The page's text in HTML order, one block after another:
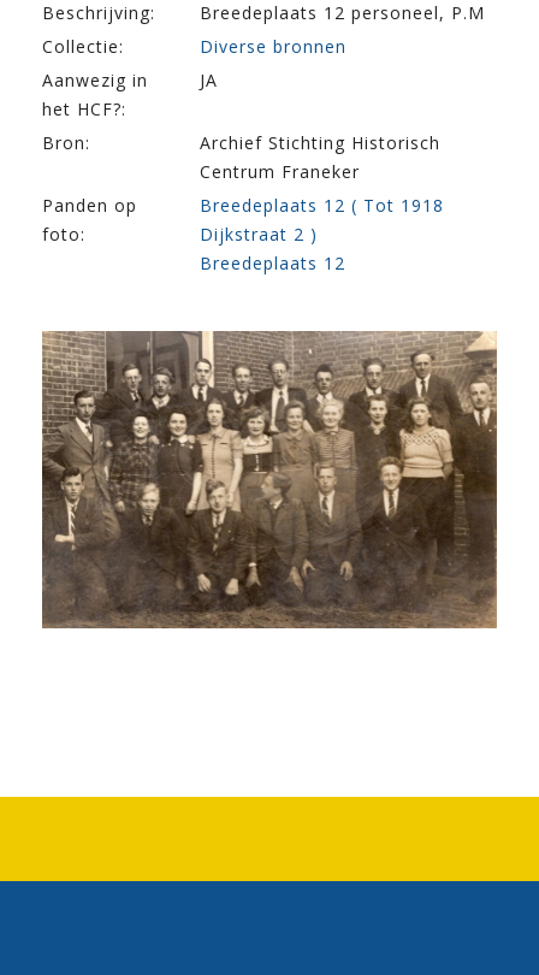
Beschrijving:
Breedeplaats 12 personeel, P.M
Collectie:
Diverse bronnen
Aanwezig in
het HCF?:
JA
Bron:
Archief Stichting Historisch
Centrum Franeker
Panden op
foto:
Breedeplaats 12 ( Tot 1918
Dijkstraat 2 )
Breedeplaats 12